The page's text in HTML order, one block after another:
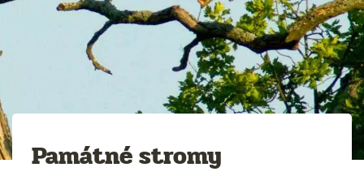
Památné stromy